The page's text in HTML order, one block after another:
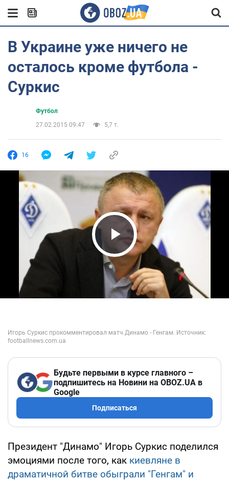
В Украине уже ничего не
осталось кроме футбола -
Суркис
Футбол
27.02.2015 09:47
5,7 т.
16
Play Video
Будьте первыми в курсе главного –
подпишитесь на Новини на OBOZ.UA в
Google
Подписаться
Президент "Динамо" Игорь Суркис поделился
эмоциями после того, как киевляне в
драматичной битве обыграли "Генгам" и